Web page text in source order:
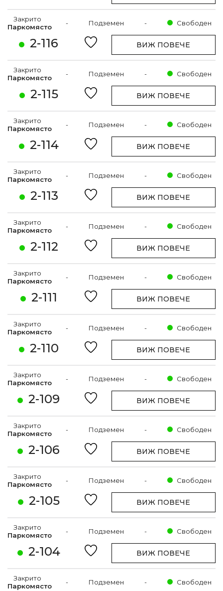
2-116
Закрито
Паркомясто
- Подземен - Свободен
ВИЖ ПОВЕЧЕ
2-115
Закрито
Паркомясто
- Подземен - Свободен
ВИЖ ПОВЕЧЕ
2-114
Закрито
Паркомясто
- Подземен - Свободен
ВИЖ ПОВЕЧЕ
2-113
Закрито
Паркомясто
- Подземен - Свободен
ВИЖ ПОВЕЧЕ
2-112
Закрито
Паркомясто
- Подземен - Свободен
ВИЖ ПОВЕЧЕ
2-111
Закрито
Паркомясто
- Подземен - Свободен
ВИЖ ПОВЕЧЕ
2-110
Закрито
Паркомясто
- Подземен - Свободен
ВИЖ ПОВЕЧЕ
2-109
Закрито
Паркомясто
- Подземен - Свободен
ВИЖ ПОВЕЧЕ
2-106
Закрито
Паркомясто
- Подземен - Свободен
ВИЖ ПОВЕЧЕ
2-105
Закрито
Паркомясто
- Подземен - Свободен
ВИЖ ПОВЕЧЕ
2-104
Закрито
Паркомясто
- Подземен - Свободен
ВИЖ ПОВЕЧЕ
Закрито
Паркомясто
- Подземен - Свободен